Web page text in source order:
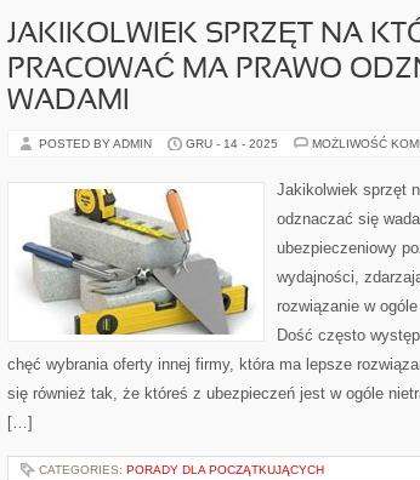
JAKIKOLWIEK SPRZĘT NA
PRACOWAĆ MA PRAWO
WADAMI
POSTED BY ADMIN GRU - 14 - 2025 MOŻLIWOŚĆ
Jakikolwiek sprzęt
odznaczać się
ubezpieczeniowy
wydajności,
rozwiązanie w
Dość często
chęć wybrania oferty innej firmy, która ma lepsze
się również tak, że któreś z ubezpieczeń jest w ogóle
[…]
CATEGORIES: PORADY DLA POCZĄTKUJĄCYCH